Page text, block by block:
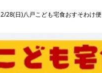
2/28(日)八戸こども宅食おすそわけ便